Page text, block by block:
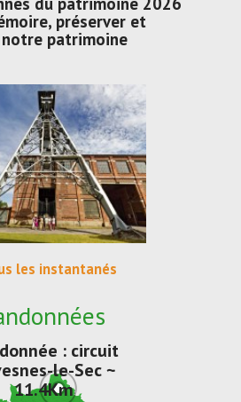
préserver et
patrimoine
les instantanés
: circuit
le-Sec ~
11.4Km